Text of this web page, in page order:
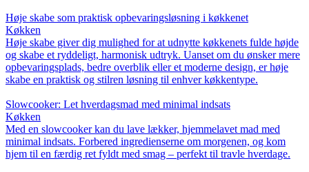
Høje skabe som praktisk opbevaringsløsning i køkkenet
Køkken
Høje skabe giver dig mulighed for at udnytte køkkenets fulde højde
og skabe et ryddeligt, harmonisk udtryk. Uanset om du ønsker mere
opbevaringsplads, bedre overblik eller et moderne design, er høje
skabe en praktisk og stilren løsning til enhver køkkentype.
Slowcooker: Let hverdagsmad med minimal indsats
Køkken
Med en slowcooker kan du lave lækker, hjemmelavet mad med
minimal indsats. Forbered ingredienserne om morgenen, og kom
hjem til en færdig ret fyldt med smag – perfekt til travle hverdage.